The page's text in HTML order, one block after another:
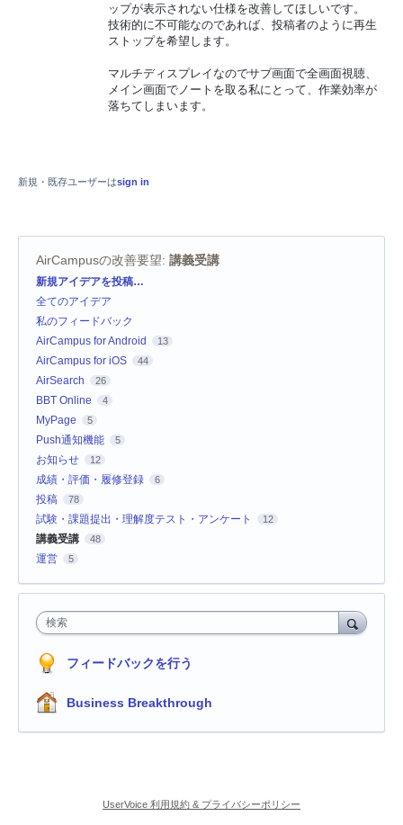
ップが表示されない仕様を改善してほしいです。
技術的に不可能なのであれば、投稿者のように再生
ストップを希望します。
マルチディスプレイなのでサブ画面で全画面視聴、
メイン画面でノートを取る私にとって、作業効率が
落ちてしまいます。
新規・既存ユーザーはsign in
AirCampusの改善要望: 講義受講
カ
ゴ
リ
新規アイデアを投稿…
全てのアイデア
私のフィードバック
AirCampus for Android
13
AirCampus for iOS 44
AirSearch 26
BBT Online 4
MyPage 5
Push通知機能 5
お知らせ 12
成績・評価・履修登録 6
投稿 78
試験・課題提出・理解度テスト・アンケート 12
講義受講 48
運営 5
検索
フィードバックを行う
Business Breakthrough
UserVoice 利用規約 & プライバシーポリシー